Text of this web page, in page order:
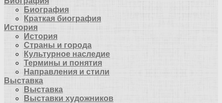
Биография
Краткая биография
История
История
Страны и города
Культурное наследие
Термины и понятия
Направления и стили
Выставка
Выставка
Выставки художников